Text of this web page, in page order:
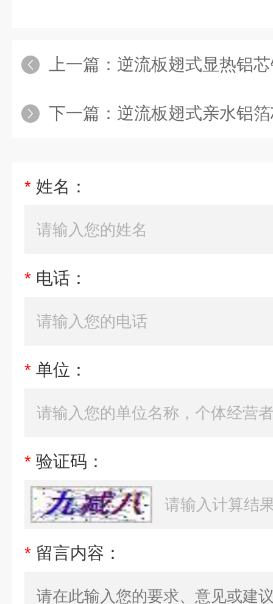
上一篇： 逆流板翅式显热铝
下一篇： 逆流板翅式亲水铝
* 姓名：
* 电话：
* 单位：
* 验证码：
* 留言内容：